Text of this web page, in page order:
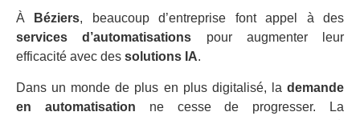
À Béziers, beaucoup d’entreprise font appel à des
services d’automatisations pour augmenter leur
efficacité avec des solutions IA.
Dans un monde de plus en plus digitalisé, la demande
en automatisation ne cesse de progresser. La